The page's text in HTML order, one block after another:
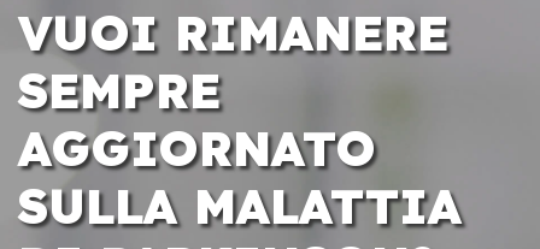
VUOI RIMANERE
SEMPRE
AGGIORNATO
SULLA MALATTIA